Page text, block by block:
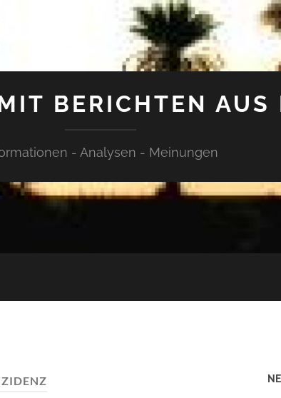
BERICHTEN AUS
- Analysen - Meinungen